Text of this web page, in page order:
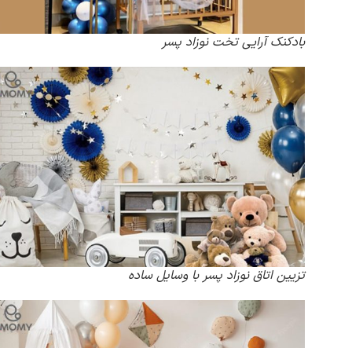
بادکنک آرایی تخت نوزاد پسر
تزیین اتاق نوزاد پسر با وسایل ساده